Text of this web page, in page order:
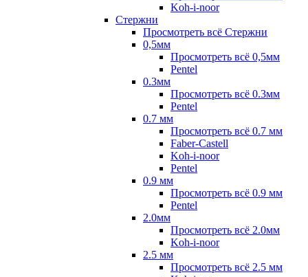
Koh-i-noor
Стержни
Просмотреть всё Стержни
0,5мм
Просмотреть всё 0,5мм
Pentel
0.3мм
Просмотреть всё 0.3мм
Pentel
0.7 мм
Просмотреть всё 0.7 мм
Faber-Castell
Koh-i-noor
Pentel
0.9 мм
Просмотреть всё 0.9 мм
Pentel
2.0мм
Просмотреть всё 2.0мм
Koh-i-noor
2.5 мм
Просмотреть всё 2.5 мм